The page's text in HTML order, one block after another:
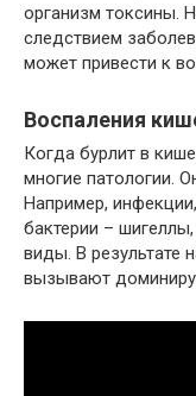
организм токсины.
следствием
может привести к
Воспаления
Когда бурлит в
многие патологии.
Например,
бактерии –
виды. В результате
вызывают